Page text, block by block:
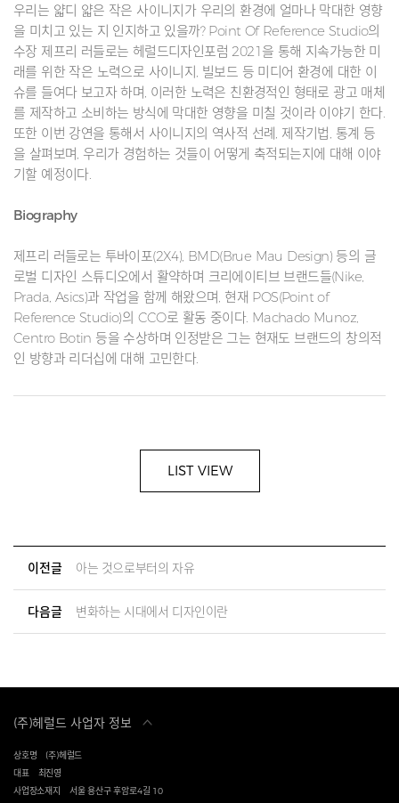
우리는 얇디 얇은 작은 사이니지가 우리의 환경에 얼마나 막대한 영향
을 미치고 있는 지 인지하고 있을까? Point Of Reference Studio의
수장 제프리 러들로는 헤럴드디자인포럼 2021을 통해 지속가능한 미
래를 위한 작은 노력으로 사이니지, 빌보드 등 미디어 환경에 대한 이
슈를 들여다 보고자 하며, 이러한 노력은 친환경적인 형태로 광고 매체
를 제작하고 소비하는 방식에 막대한 영향을 미칠 것이라 이야기 한다.
또한 이번 강연을 통해서 사이니지의 역사적 선례, 제작기법, 통계 등
을 살펴보며, 우리가 경험하는 것들이 어떻게 축적되는지에 대해 이야
기할 예정이다.
Biography
제프리 러들로는 투바이포(2X4), BMD(Brue Mau Design) 등의 글
로벌 디자인 스튜디오에서 활약하며 크리에이티브 브랜드들(Nike,
Prada, Asics)과 작업을 함께 해왔으며, 현재 POS(Point of
Reference Studio)의 CCO로 활동 중이다. Machado Munoz,
Centro Botin 등을 수상하며 인정받은 그는 현재도 브랜드의 창의적
인 방향과 리더십에 대해 고민한다.
LIST VIEW
이전글 아는 것으로부터의 자유
다음글 변화하는 시대에서 디자인이란
(주)헤럴드 사업자 정보
상호명
(주)헤럴드
대표
최진영
사업장소재지
서울 용산구 후암로4길 10